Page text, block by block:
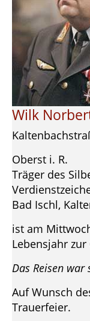
Wilk
Oberst i. R.
Träger des
Bad Ischl,
ist am
Lebensjahr
Das Reisen war
Auf Wunsch
Trauerfeier.